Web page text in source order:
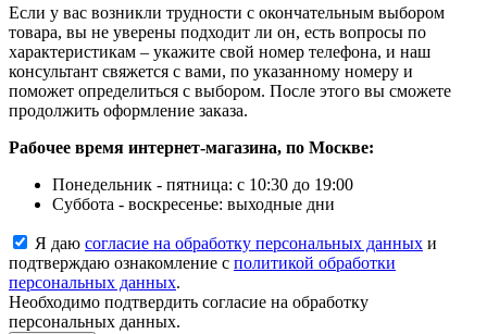
Если у вас возникли трудности с окончательным выбором
товара, вы не уверены подходит ли он, есть вопросы по
характеристикам – укажите свой номер телефона, и наш
консультант свяжется с вами, по указанному номеру и
поможет определиться с выбором. После этого вы сможете
продолжить оформление заказа.
Рабочее время интернет-магазина, по Москве:
Понедельник - пятница: с 10:30 до 19:00
Суббота - воскресенье: выходные дни
Я даю согласие на обработку персональных данных и
подтверждаю ознакомление с политикой обработки
персональных данных.
Необходимо подтвердить согласие на обработку
персональных данных.